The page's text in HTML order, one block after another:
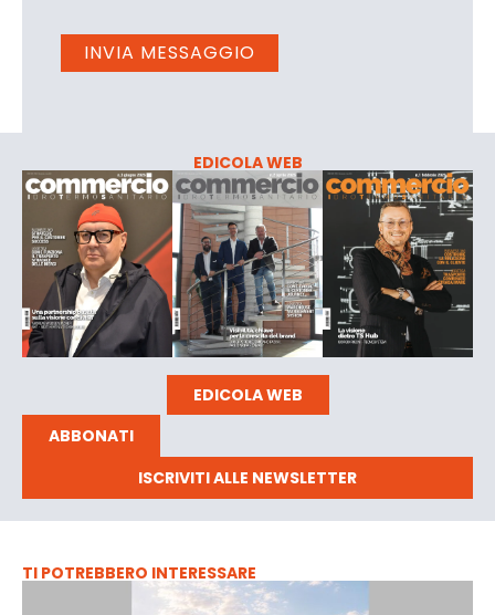
EDICOLA WEB
EDICOLA WEB
ABBONATI
ISCRIVITI ALLE NEWSLETTER
TI POTREBBERO INTERESSARE